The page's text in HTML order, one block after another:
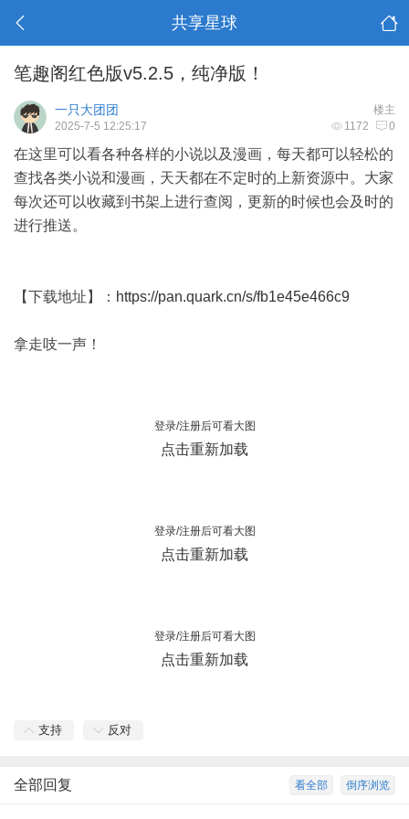
共享星球
笔趣阁红色版v5.2.5，纯净版！
楼主
一只大团团
1172 0
2025-7-5 12:25:17
在这里可以看各种各样的小说以及漫画，每天都可以轻松的
查找各类小说和漫画，天天都在不定时的上新资源中。大家
每次还可以收藏到书架上进行查阅，更新的时候也会及时的
进行推送。
【下载地址】： https://pan.quark.cn/s/fb1e45e466c9
拿走吱一声！
登录/注册后可看大图
点击重新加载
登录/注册后可看大图
点击重新加载
登录/注册后可看大图
点击重新加载
支持 反对
倒序浏览
看全部
全部回复